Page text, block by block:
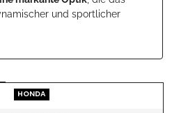
und sportlicher
HONDA